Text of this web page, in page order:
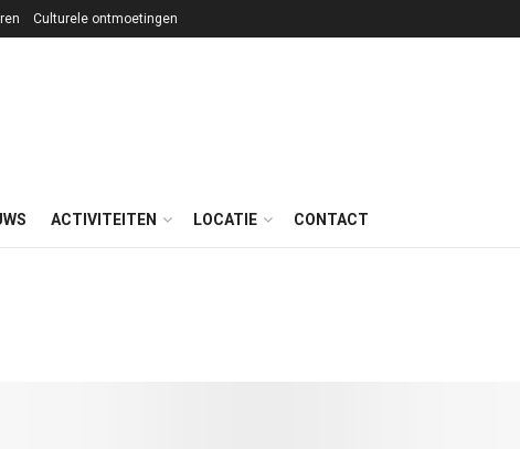
Culturele ontmoetingen
ACTIVITEITEN LOCATIE CONTACT